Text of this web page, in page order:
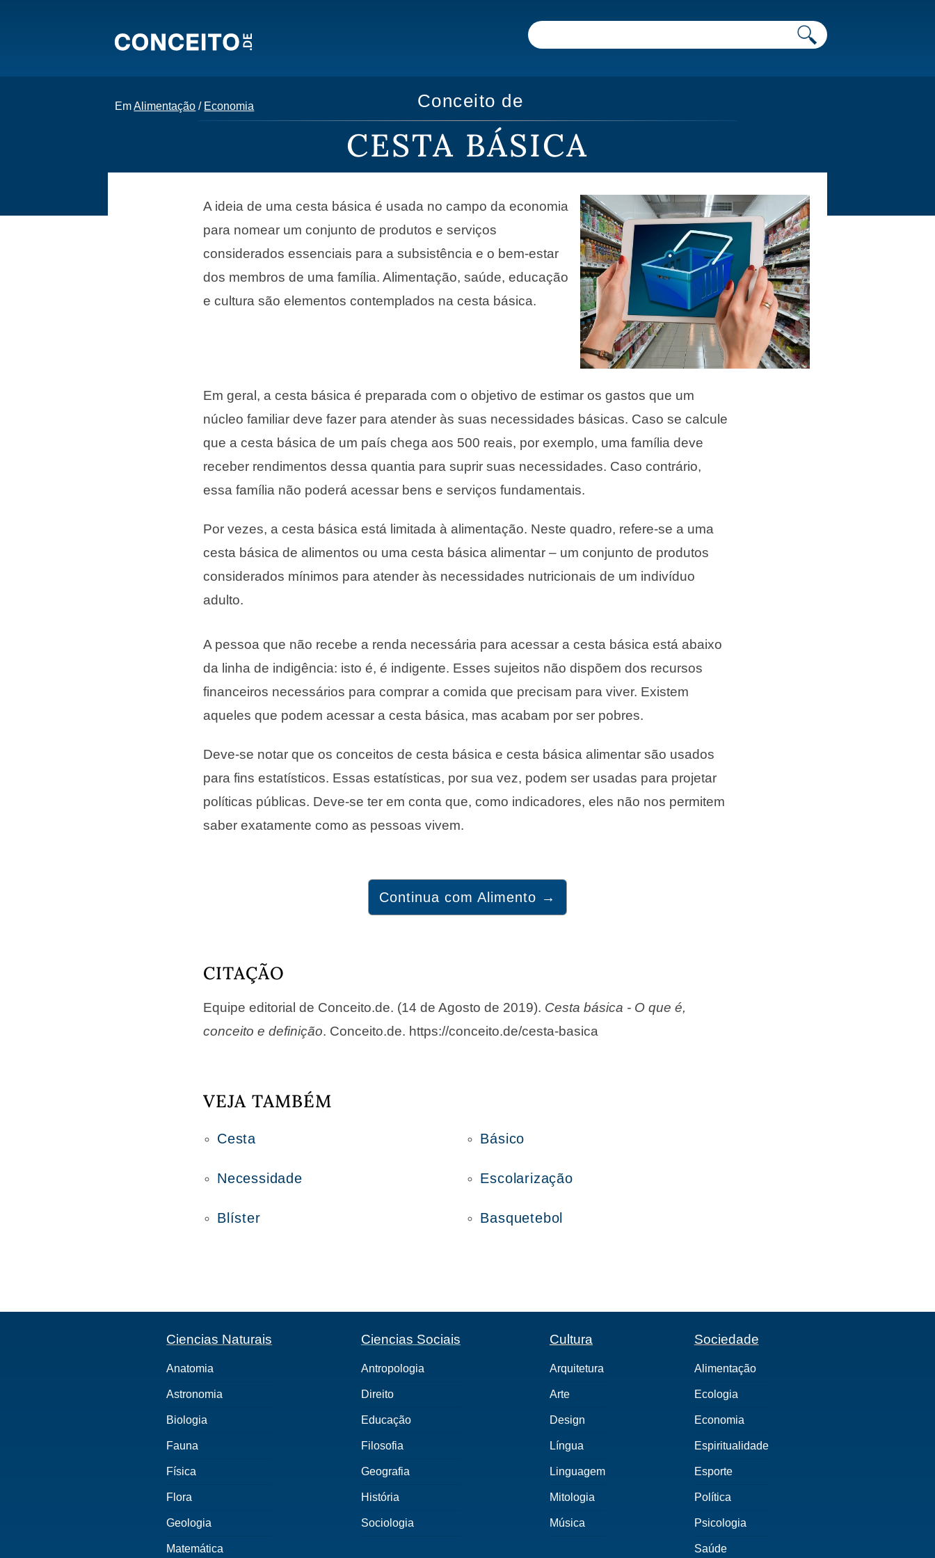
EmAlimentação / Economia Conceito de
CESTA BÁSICA
A ideia de uma cesta básica é usada no campo da economia
para nomear um conjunto de produtos e serviços
considerados essenciais para a subsistência e o bem-estar
dos membros de uma família. Alimentação, saúde, educação
e cultura são elementos contemplados na cesta básica.
Em geral, a cesta básica é preparada com o objetivo de estimar os gastos que um
núcleo familiar deve fazer para atender às suas necessidades básicas. Caso se calcule
que a cesta básica de um país chega aos 500 reais, por exemplo, uma família deve
receber rendimentos dessa quantia para suprir suas necessidades. Caso contrário,
essa família não poderá acessar bens e serviços fundamentais.
Por vezes, a cesta básica está limitada à alimentação. Neste quadro, refere-se a uma
cesta básica de alimentos ou uma cesta básica alimentar – um conjunto de produtos
considerados mínimos para atender às necessidades nutricionais de um indivíduo
adulto.
A pessoa que não recebe a renda necessária para acessar a cesta básica está abaixo
da linha de indigência: isto é, é indigente. Esses sujeitos não dispõem dos recursos
financeiros necessários para comprar a comida que precisam para viver. Existem
aqueles que podem acessar a cesta básica, mas acabam por ser pobres.
Deve-se notar que os conceitos de cesta básica e cesta básica alimentar são usados
para fins estatísticos. Essas estatísticas, por sua vez, podem ser usadas para projetar
políticas públicas. Deve-se ter em conta que, como indicadores, eles não nos permitem
saber exatamente como as pessoas vivem.
Continua com Alimento →
CITAÇÃO
Equipe editorial de Conceito.de. (14 de Agosto de 2019). Cesta básica - O que é,
conceito e definição. Conceito.de. https://conceito.de/cesta-basica
VEJA TAMBÉM
Cesta
Necessidade
Blíster
Básico
Escolarização
Basquetebol
Ciencias Naturais
Anatomia
Astronomia
Biologia
Fauna
Física
Flora
Geologia
Matemática
Ciencias Sociais
Antropologia
Direito
Educação
Filosofia
Geografia
História
Sociologia
Cultura
Arquitetura
Arte
Design
Língua
Linguagem
Mitologia
Música
Sociedade
Alimentação
Ecologia
Economia
Espiritualidade
Esporte
Política
Psicologia
Saúde